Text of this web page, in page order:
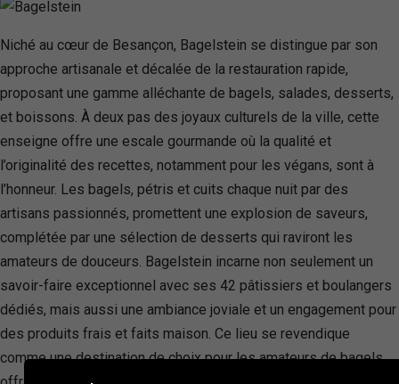
Niché au cœur de Besançon, Bagelstein se distingue par son
approche artisanale et décalée de la restauration rapide,
proposant une gamme alléchante de bagels, salades, desserts,
et boissons. À deux pas des joyaux culturels de la ville, cette
enseigne offre une escale gourmande où la qualité et
l’originalité des recettes, notamment pour les végans, sont à
l’honneur. Les bagels, pétris et cuits chaque nuit par des
artisans passionnés, promettent une explosion de saveurs,
complétée par une sélection de desserts qui raviront les
amateurs de douceurs. Bagelstein incarne non seulement un
savoir-faire exceptionnel avec ses 42 pâtissiers et boulangers
dédiés, mais aussi une ambiance joviale et un engagement pour
des produits frais et faits maison. Ce lieu se revendique
comme une destination de choix pour les amateurs de bagels,